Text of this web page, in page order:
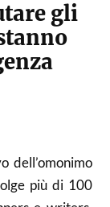
gli
più di 100